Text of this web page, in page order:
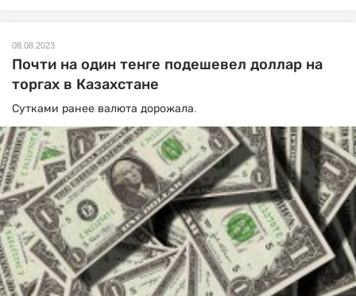
08.08.2023
Почти на один тенге подешевел доллар на
торгах в Казахстане
Сутками ранее валюта дорожала.